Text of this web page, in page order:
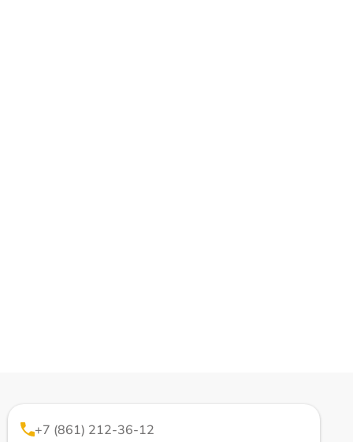
+7 (861) 212-36-12